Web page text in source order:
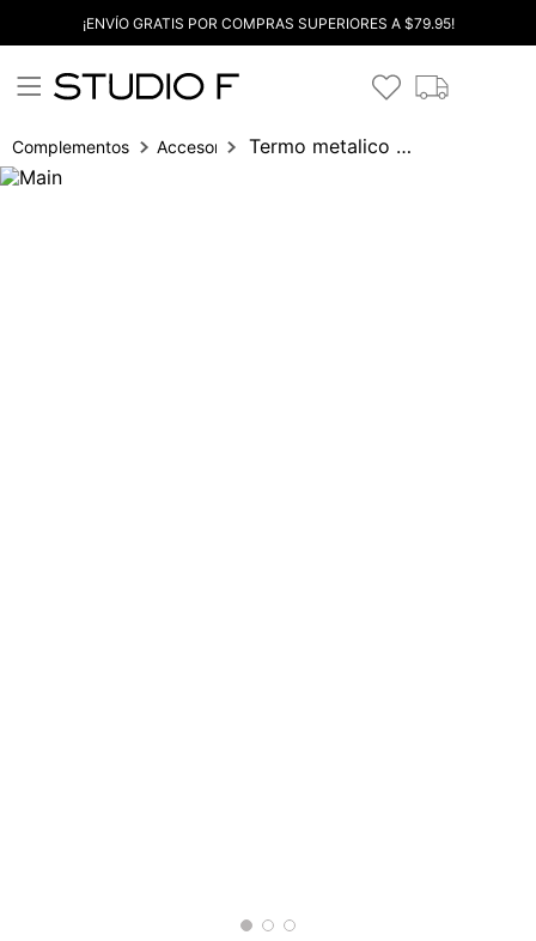
¡ENVÍO GRATIS POR COMPRAS SUPERIORES A $79.95!
Complementos Accesorios Termo metalico boquilla plastica